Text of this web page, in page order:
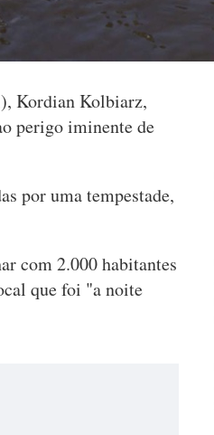
Kordian Kolbiarz,
perigo iminente de
por uma tempestade,
com 2.000 habitantes
que foi "a noite